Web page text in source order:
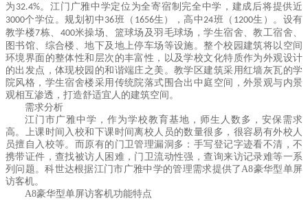
为 32.4%。江门广雅中学定位为全寄宿制完全中学，建成后将提供近
3000个学位。规划初中 36班（ 1656生），高中24班（ 1200生）。设有
教学楼7栋、 400米操场、篮球场及羽毛球场，学生宿舍、教工宿舍、
图书馆、综合楼、地下及地上停车场等设施。整个校园建筑将以空间
环境界面的整体性和层次的丰富性，以及学校文化特质作为外观设计
的出发点，体现校园的和谐端庄之美。教学区建筑采用红墙灰瓦的学
院风格，学生宿舍楼采用传统院落式围合出中庭空间，外景观与内景
观相互渗透，打造舒适宜人的建筑空间。
需求分析
江门市广雅中学，作为学校教育基地，师生人数多，安保需求
高。上课时间入校和下课时间离校人员的数量很多，很容易有外校人
员擅自入校等。而原有的门卫管理漏洞多：手写登记字迹看不清，不
携带证件，查找被访人困难，门卫流动性强，查询来访记录难等一系
列问题。科世达根据江门市广雅中学的管理需求提供了 A8豪华型单屏
访客机。
A8豪华型单屏访客机功能特点